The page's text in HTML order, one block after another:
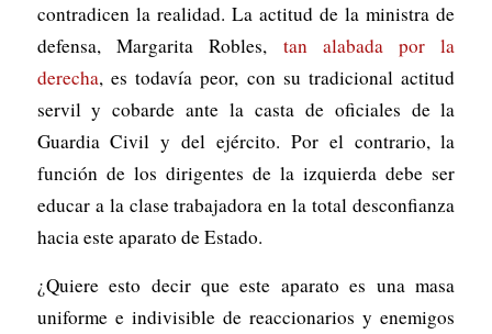
contradicen la realidad. La actitud de la ministra de
defensa, Margarita Robles, tan alabada por la
derecha, es todavía peor, con su tradicional actitud
servil y cobarde ante la casta de oficiales de la
Guardia Civil y del ejército. Por el contrario, la
función de los dirigentes de la izquierda debe ser
educar a la clase trabajadora en la total desconfianza
hacia este aparato de Estado.
¿Quiere esto decir que este aparato es una masa
uniforme e indivisible de reaccionarios y enemigos